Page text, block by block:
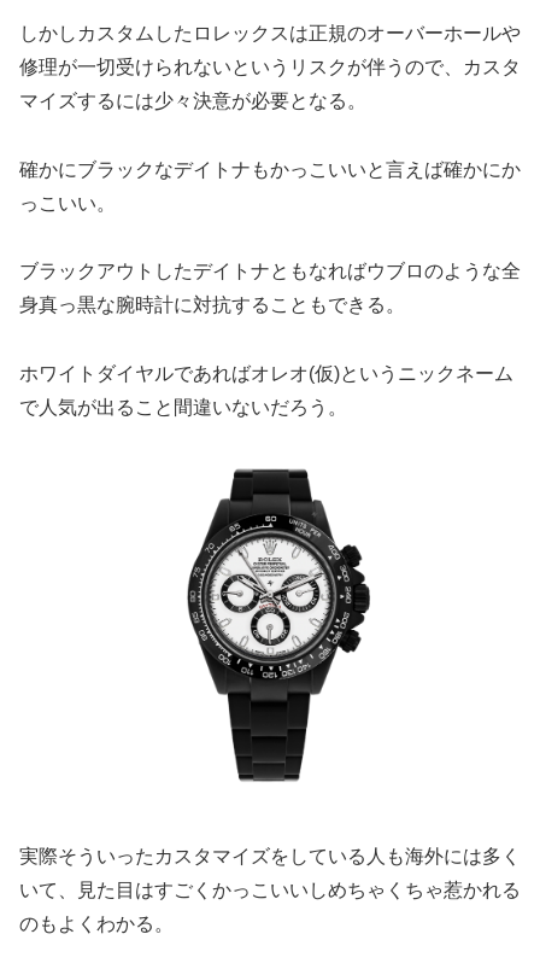
しかしカスタムしたロレックスは正規のオーバーホールや
修理が一切受けられないというリスクが伴うので、カスタ
マイズするには少々決意が必要となる。
確かにブラックなデイトナもかっこいいと言えば確かにか
っこいい。
ブラックアウトしたデイトナともなればウブロのような全
身真っ黒な腕時計に対抗することもできる。
ホワイトダイヤルであればオレオ(仮)というニックネーム
で人気が出ること間違いないだろう。
実際そういったカスタマイズをしている人も海外には多く
いて、見た目はすごくかっこいいしめちゃくちゃ惹かれる
のもよくわかる。